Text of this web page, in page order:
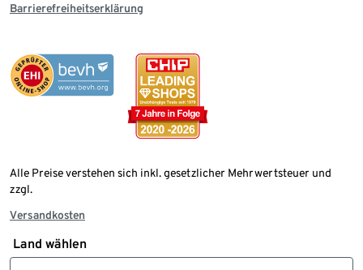
Barrierefreiheitserklärung
Alle Preise verstehen sich inkl. gesetzlicher Mehrwertsteuer und
zzgl.
Versandkosten
Land wählen